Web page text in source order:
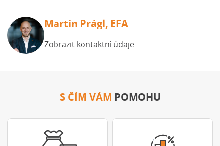
Martin Prágl, EFA
Zobrazit kontaktní údaje
S ČÍM VÁM POMOHU
Porovnat